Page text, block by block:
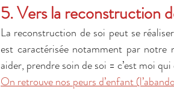
5. Vers la reconstruction
La reconstruction de soi peut se
est caractérisée notamment par notre
aider, prendre soin de soi = c’est moi
On retrouve nos peurs d’enfant